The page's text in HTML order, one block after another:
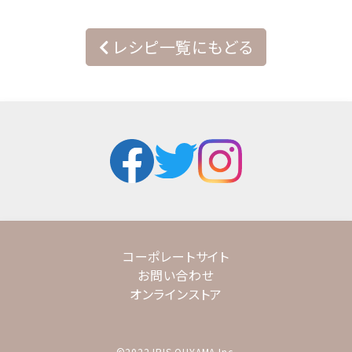
レシピ一覧にもどる
コーポレートサイト
お問い合わせ
オンラインストア